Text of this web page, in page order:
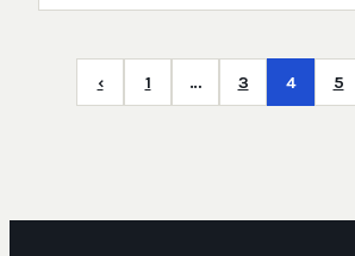
‹ 1 … 3 4 5